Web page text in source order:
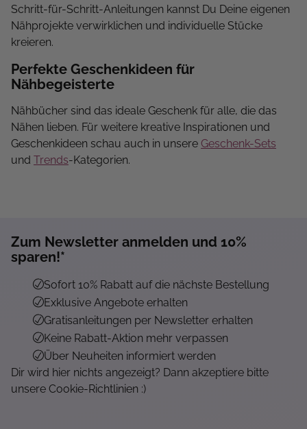
Schritt-für-Schritt-Anleitungen kannst Du Deine eigenen
Nähprojekte verwirklichen und individuelle Stücke
kreieren.
Perfekte Geschenkideen für
Nähbegeisterte
Nähbücher sind das ideale Geschenk für alle, die das
Nähen lieben. Für weitere kreative Inspirationen und
Geschenkideen schau auch in unsere Geschenk-Sets
und Trends-Kategorien.
Zum Newsletter anmelden und 10%
sparen!*
Sofort 10% Rabatt auf die nächste Bestellung
Exklusive Angebote erhalten
Gratisanleitungen per Newsletter erhalten
Keine Rabatt-Aktion mehr verpassen
Über Neuheiten informiert werden
Dir wird hier nichts angezeigt? Dann akzeptiere bitte
unsere Cookie-Richtlinien :)